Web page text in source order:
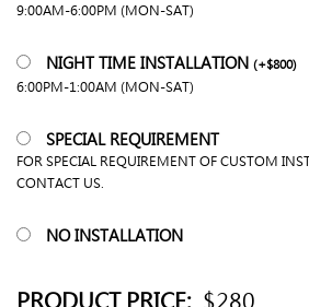
9:00AM-6:00PM (MON-SAT)
NIGHT TIME INSTALLATION (+$800)
6:00PM-1:00AM (MON-SAT)
SPECIAL REQUIREMENT
FOR SPECIAL REQUIREMENT OF CUSTOM
CONTACT US.
NO INSTALLATION
PRODUCT PRICE: $280